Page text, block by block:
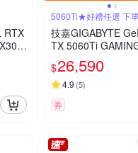
RTX
5060Ti★好禮任選 下
技嘉GIGABYTE
TX 5060Ti
G 顯示卡
再折)
$26,590
4.9 (5)
券